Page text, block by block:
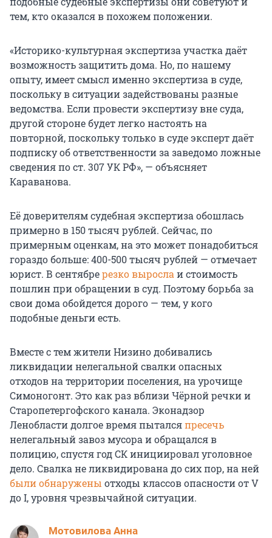
тем, кто оказался в похожем положении.
«Историко-культурная экспертиза участка даёт
возможность защитить дома. Но, по нашему
опыту, имеет смысл именно экспертиза в суде,
поскольку в ситуации задействованы разные
ведомства. Если провести экспертизу вне суда,
другой стороне будет легко настоять на
повторной, поскольку только в суде эксперт даёт
подписку об ответственности за заведомо ложные
сведения по ст. 307 УК РФ», — объясняет
Караванова.
Её доверителям судебная экспертиза обошлась
примерно в 150 тысяч рублей. Сейчас, по
примерным оценкам, на это может понадобиться
гораздо больше: 400-500 тысяч рублей — отмечает
юрист. В сентябререзко выросла и стоимость
пошлин при обращении в суд. Поэтому борьба за
свои дома обойдется дорого — тем, у кого
подобные деньги есть.
Вместе с тем жители Низино добивались
ликвидации нелегальной свалки опасных
отходов на территории поселения, на урочище
Симоногонт. Это как раз вблизи Чёрной речки и
Старопетергофского канала. Эконадзор
Ленобласти долгое время пыталсяпресечь
нелегальный завоз мусора и обращался в
полицию, спустя год СК инициировал уголовное
дело. Свалка не ликвидирована до сих пор, на ней
были обнаружены отходы классов опасности от V
до I, уровня чрезвычайной ситуации.
Мотовилова Анна